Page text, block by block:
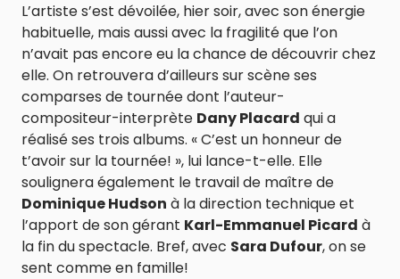
L’artiste s’est dévoilée, hier soir, avec son énergie
habituelle, mais aussi avec la fragilité que l’on
n’avait pas encore eu la chance de découvrir chez
elle. On retrouvera d’ailleurs sur scène ses
comparses de tournée dont l’auteur-
compositeur-interprète Dany Placard qui a
réalisé ses trois albums. « C’est un honneur de
t’avoir sur la tournée! », lui lance-t-elle. Elle
soulignera également le travail de maître de
Dominique Hudson à la direction technique et
l’apport de son gérant Karl-Emmanuel Picard à
la fin du spectacle. Bref, avec Sara Dufour, on se
sent comme en famille!